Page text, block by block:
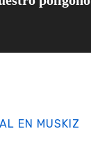
EN MUSKIZ